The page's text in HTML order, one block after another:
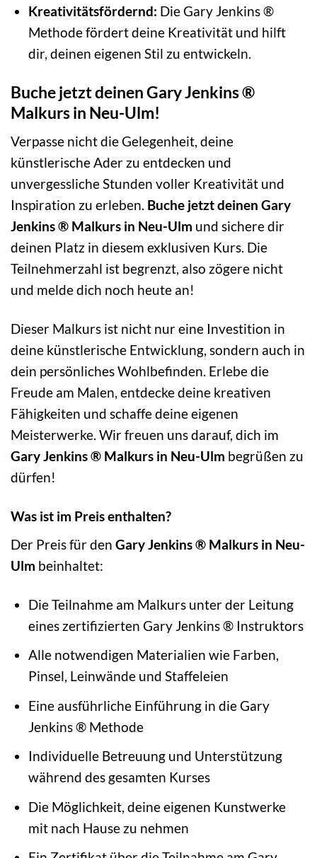
Kreativitätsfördernd: Die Gary Jenkins ®
Methode fördert deine Kreativität und hilft
dir, deinen eigenen Stil zu entwickeln.
Buche jetzt deinen Gary Jenkins ®
Malkurs in Neu-Ulm!
Verpasse nicht die Gelegenheit, deine
künstlerische Ader zu entdecken und
unvergessliche Stunden voller Kreativität und
Inspiration zu erleben. Buche jetzt deinen Gary
Jenkins ® Malkurs in Neu-Ulm und sichere dir
deinen Platz in diesem exklusiven Kurs. Die
Teilnehmerzahl ist begrenzt, also zögere nicht
und melde dich noch heute an!
Dieser Malkurs ist nicht nur eine Investition in
deine künstlerische Entwicklung, sondern auch in
dein persönliches Wohlbefinden. Erlebe die
Freude am Malen, entdecke deine kreativen
Fähigkeiten und schaffe deine eigenen
Meisterwerke. Wir freuen uns darauf, dich im
Gary Jenkins ® Malkurs in Neu-Ulm begrüßen zu
dürfen!
Was ist im Preis enthalten?
Der Preis für den Gary Jenkins ® Malkurs in Neu-
Ulm beinhaltet:
Die Teilnahme am Malkurs unter der Leitung
eines zertifizierten Gary Jenkins ® Instruktors
Alle notwendigen Materialien wie Farben,
Pinsel, Leinwände und Staffeleien
Eine ausführliche Einführung in die Gary
Jenkins ® Methode
Individuelle Betreuung und Unterstützung
während des gesamten Kurses
Die Möglichkeit, deine eigenen Kunstwerke
mit nach Hause zu nehmen